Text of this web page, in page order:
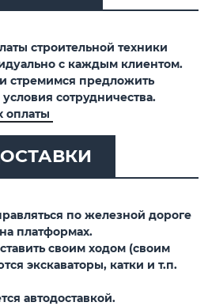
строительной техники
с каждым клиентом.
предложить
сотрудничества.
оплаты
по железной дороге
платформах.
своим ходом (своим
экскаваторы, катки и т.п.
автодоставкой.